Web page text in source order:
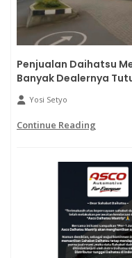
Penjualan Daihatsu
Banyak Dealernya
Yosi Setyo
Continue Reading